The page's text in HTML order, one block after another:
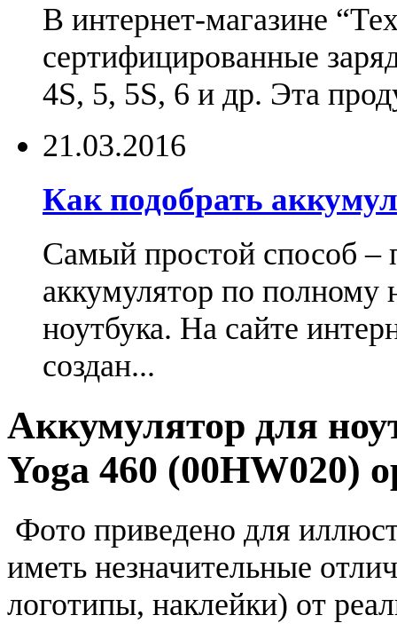
В интернет-магазине
сертифицированные
4S, 5, 5S, 6 и др. Эта
21.03.2016
Как подобрать
Самый простой способ –
аккумулятор по
ноутбука. На сайте
создан...
Аккумулятор для
Yoga 460 (00HW020)
Фото приведено для
иметь незначительные
логотипы, наклейки) от